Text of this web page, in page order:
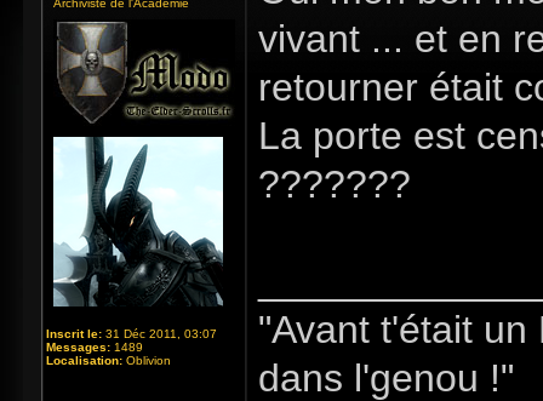
Archiviste de l'Académie
Inscrit le: 31 Déc 2011, 03:07
Messages: 1489
Localisation: Oblivion
vivant ... et en
retourner était
La porte est
???????
"Avant t'était
dans l'genou !"